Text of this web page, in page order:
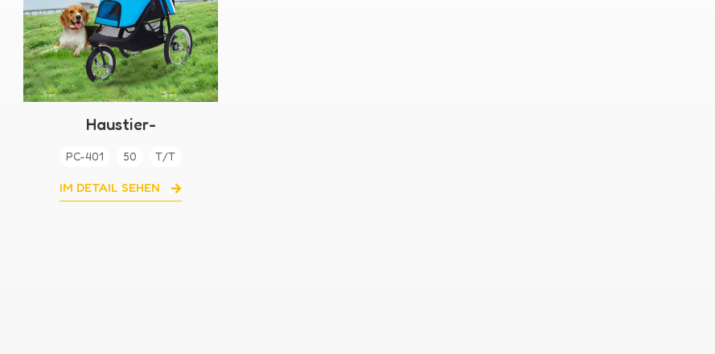
Haustier-
großen Rädern
PC-401 50 T/T
IM DETAIL SEHEN